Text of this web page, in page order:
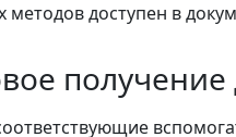
методов доступен в